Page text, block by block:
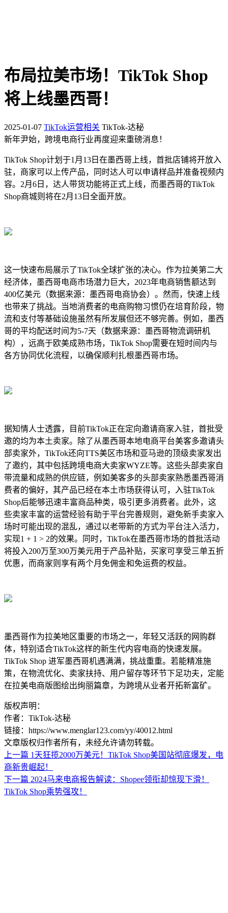
布局拉美市场！TikTok Shop
将上线墨西哥！
2025-01-07 TikTok运营相关 TikTok-达秘
新年尹始，跨境电商行业再度迎来重磅消息！
TikTok Shop计划于1月13日在墨西哥上线，首批店铺将开放入
驻，商家可以上传产品，同时达人可以申请样品并准备视频内
容。2月6日，达人带货功能将正式上线，而墨西哥的TikTok
Shop商城则将在2月13日全面开放。
这一快速布局展示了TikTok全球扩张的决心。作为拉美第二大
经济体，墨西哥电商市场潜力巨大，2023年电商销售额达到
400亿美元（数据来源：墨西哥电商协会）。然而，快速上线
也带来了挑战。当地消费者的电商购物习惯仍在培育阶段，物
流和支付等基础设施虽然有所发展但还不够完善。例如，墨西
哥的平均配送时间为5-7天（数据来源：墨西哥物流调研机
构），远高于欧美成熟市场，TikTok Shop需要在短时间内与
各方协同优化流程，以确保顺利扎根墨西哥市场。
据知情人士透露，目前TikTok正在定向邀请商家入驻，首批受
邀的均为本土卖家。除了从墨西哥本地电商平台美客多邀请头
部卖家外，TikTok还向TTS美区市场和亚马逊的顶级卖家发出
了邀约，其中包括跨境电商大卖家WYZE等。这些头部卖家自
带流量和成熟的供应链，例如美客多的头部卖家熟悉墨西哥消
费者的偏好，其产品已经在本土市场获得认可，入驻TikTok
Shop后能够迅速丰富商品种类，吸引更多消费者。此外，这
些卖家丰富的运营经验有助于平台完善规则，避免新手卖家入
场时可能出现的混乱，通过以老带新的方式为平台注入活力，
实现1 + 1 > 2的效果。同时，TikTok在墨西哥市场的首批活动
将投入200万至300万美元用于产品补贴，买家可享受三单五折
优惠，而商家则享有两个月免佣金和免运费的权益。
墨西哥作为拉美地区重要的市场之一，年轻又活跃的网购群
体，特别适合TikTok这样的新生代内容电商的快速发展。
TikTok Shop 进军墨西哥机遇满满，挑战重重。若能精准施
策，在物流优化、卖家扶持、用户留存等环节下足功夫，定能
在拉美电商版图绘出绚丽篇章，为跨境从业者开拓新富矿。
版权声明：
作者：TikTok-达秘
链接：https://www.menglar123.com/yy/40012.html
文章版权归作者所有，未经允许请勿转载。
上一篇 1天狂揽2000万美元！TikTok Shop美国站彻底爆发，电
商新贵崛起！
下一篇 2024马来电商报告解读：Shopee领衔却惊现下滑！
TikTok Shop乘势强攻！